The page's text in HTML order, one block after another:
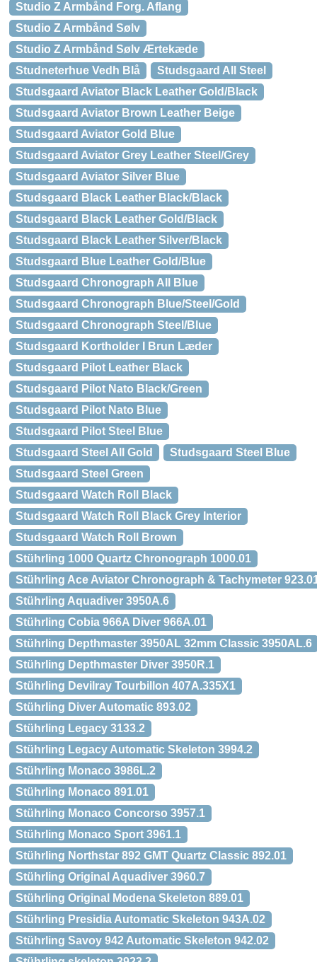
Studio Z Armbånd Forg. Aflang
Studio Z Armbånd Sølv
Studio Z Armbånd Sølv Ærtekæde
Studneterhue Vedh Blå
Studsgaard All Steel
Studsgaard Aviator Black Leather Gold/Black
Studsgaard Aviator Brown Leather Beige
Studsgaard Aviator Gold Blue
Studsgaard Aviator Grey Leather Steel/Grey
Studsgaard Aviator Silver Blue
Studsgaard Black Leather Black/Black
Studsgaard Black Leather Gold/Black
Studsgaard Black Leather Silver/Black
Studsgaard Blue Leather Gold/Blue
Studsgaard Chronograph All Blue
Studsgaard Chronograph Blue/Steel/Gold
Studsgaard Chronograph Steel/Blue
Studsgaard Kortholder I Brun Læder
Studsgaard Pilot Leather Black
Studsgaard Pilot Nato Black/Green
Studsgaard Pilot Nato Blue
Studsgaard Pilot Steel Blue
Studsgaard Steel All Gold
Studsgaard Steel Blue
Studsgaard Steel Green
Studsgaard Watch Roll Black
Studsgaard Watch Roll Black Grey Interior
Studsgaard Watch Roll Brown
Stührling 1000 Quartz Chronograph 1000.01
Stührling Ace Aviator Chronograph & Tachymeter
Stührling Aquadiver 3950A.6
Stührling Cobia 966A Diver 966A.01
Stührling Depthmaster 3950AL 32mm Classic 3950AL.6
Stührling Depthmaster Diver 3950R.1
Stührling Devilray Tourbillon 407A.335X1
Stührling Diver Automatic 893.02
Stührling Legacy 3133.2
Stührling Legacy Automatic Skeleton 3994.2
Stührling Monaco 3986L.2
Stührling Monaco 891.01
Stührling Monaco Concorso 3957.1
Stührling Monaco Sport 3961.1
Stührling Northstar 892 GMT Quartz Classic 892.01
Stührling Original Aquadiver 3960.7
Stührling Original Modena Skeleton 889.01
Stührling Presidia Automatic Skeleton 943A.02
Stührling Savoy 942 Automatic Skeleton 942.02